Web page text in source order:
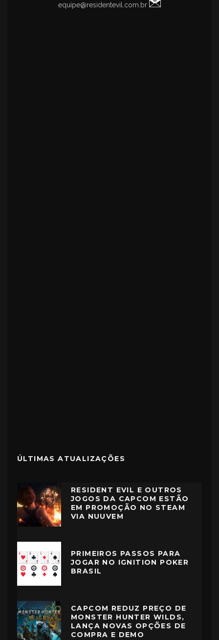
equipe@residentevil.com.br
ÚLTIMAS ATUALIZAÇÕES
RESIDENT EVIL E OUTROS
JOGOS DA CAPCOM ESTÃO
EM PROMOÇÃO NO STEAM
VIA NUUVEM
PRIMEIROS PASSOS PARA
JOGAR NO IGNITION POKER
BRASIL
CAPCOM REDUZ PREÇO DE
MONSTER HUNTER WILDS,
LANÇA NOVAS OPÇÕES DE
COMPRA E DEMO